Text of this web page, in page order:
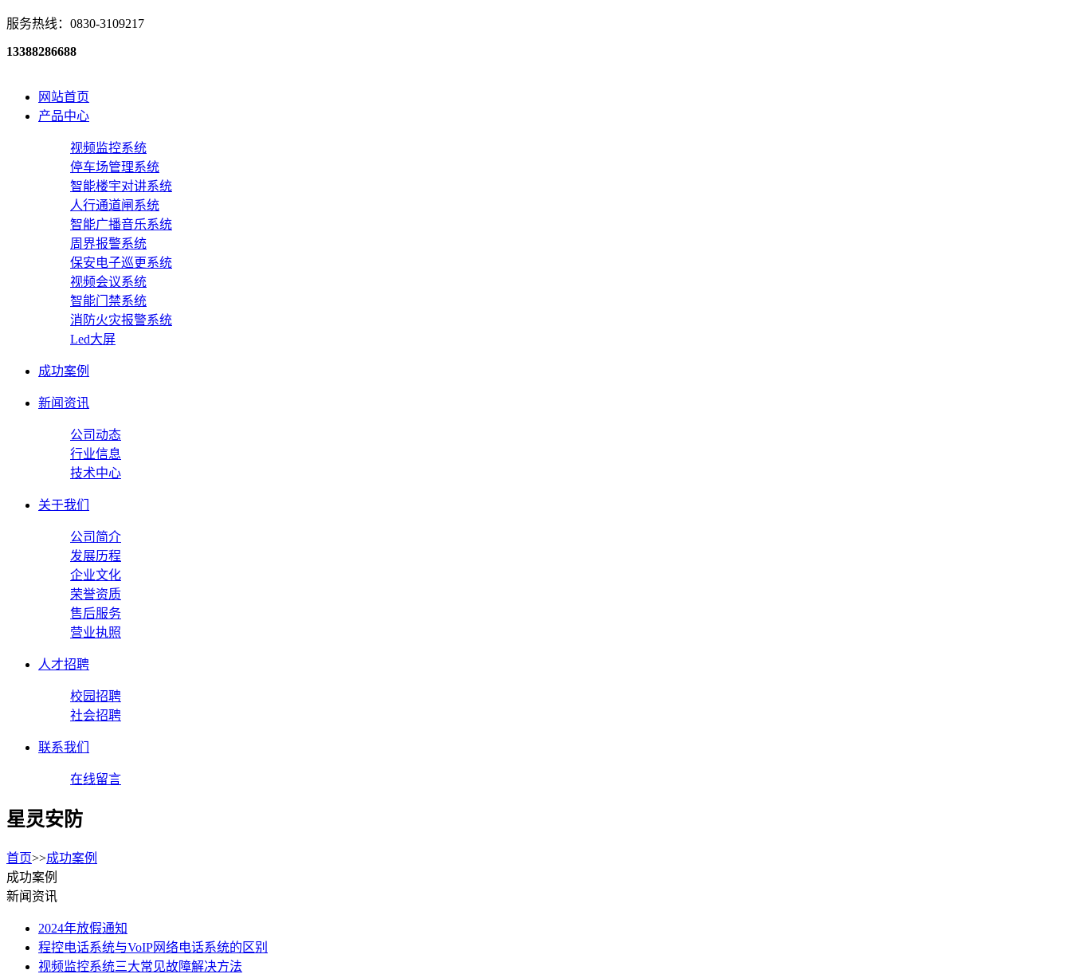
服务热线：0830-3109217
13388286688
网站首页
产品中心
视频监控系统
停车场管理系统
智能楼宇对讲系统
人行通道闸系统
智能广播音乐系统
周界报警系统
保安电子巡更系统
视频会议系统
智能门禁系统
消防火灾报警系统
Led大屏
成功案例
新闻资讯
公司动态
行业信息
技术中心
关于我们
公司简介
发展历程
企业文化
荣誉资质
售后服务
营业执照
人才招聘
校园招聘
社会招聘
联系我们
在线留言
星灵安防
首页>>成功案例
成功案例
新闻资讯
2024年放假通知
程控电话系统与VoIP网络电话系统的区别
视频监控系统三大常见故障解决方法